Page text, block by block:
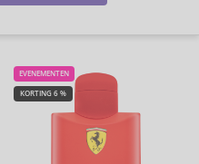
EVENEMENTEN
KORTING 6 %